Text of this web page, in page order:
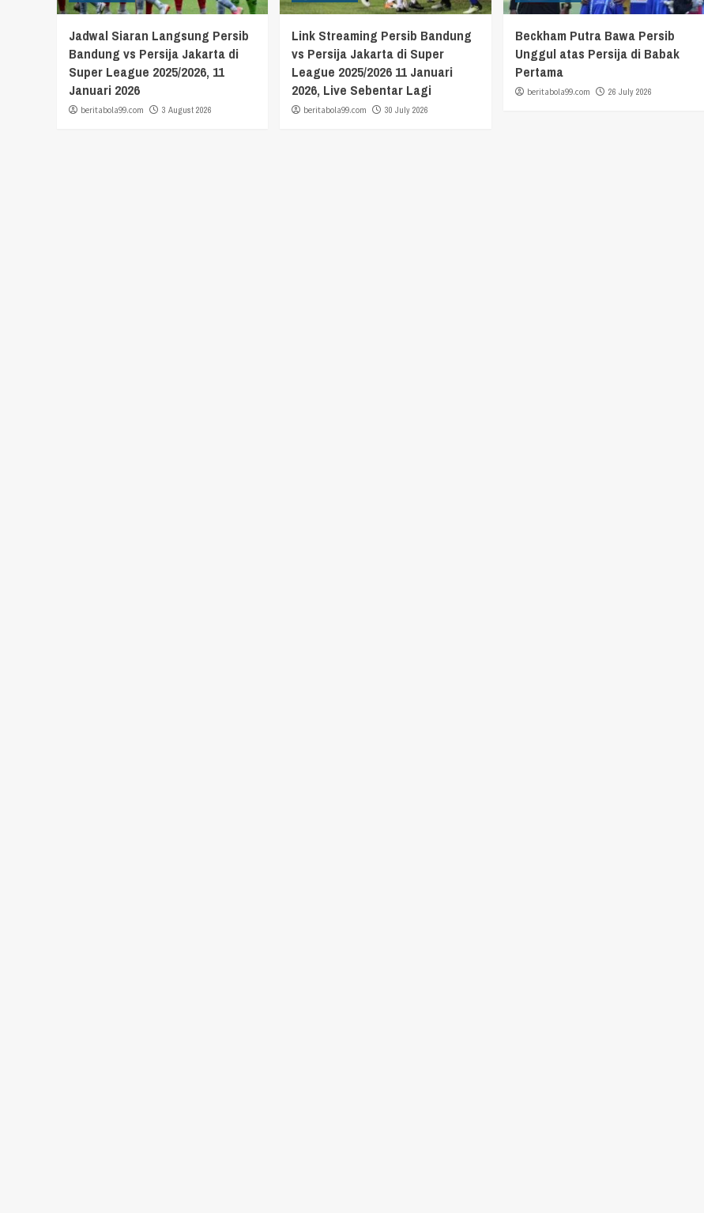
Jadwal Siaran Langsung Persib
Bandung vs Persija Jakarta di
Super League 2025/2026, 11
Januari 2026
beritabola99.com 3 August 2026
Link Streaming Persib Bandung
vs Persija Jakarta di Super
League 2025/2026 11 Januari
2026, Live Sebentar Lagi
beritabola99.com 30 July 2026
Beckham Putra Bawa Persib
Unggul atas Persija di Babak
Pertama
beritabola99.com 26 July 2026